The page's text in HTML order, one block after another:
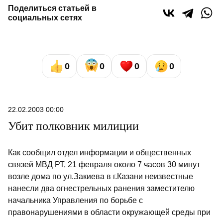
Поделиться статьей в
социальных сетях
0 0 0 0
22.02.2003 00:00
Убит полковник милиции
Как сообщил отдел информации и общественных
связей МВД РТ, 21 февраля около 7 часов 30 минут
возле дома по ул.Закиева в г.Казани неизвестные
нанесли два огнестрельных ранения заместителю
начальника Управления по борьбе с
правонарушениями в области окружающей среды при